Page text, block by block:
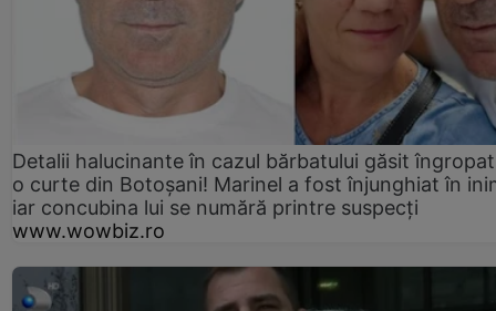
Detalii halucinante în cazul bărbatului găsit
o curte din Botoșani! Marinel a fost înjunghiat în
iar concubina lui se numără printre suspecți
www.wowbiz.ro